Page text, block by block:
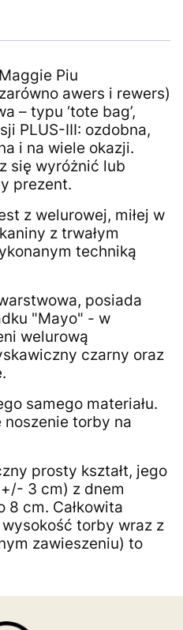
Piu
awers i rewers)
– typu ‘tote bag’,
PLUS-III: ozdobna,
i na wiele okazji.
się wyróżnić lub
prezent.
z welurowej, miłej w
z trwałym
techniką
posiada
"Mayo" - w
welurową
czarny oraz
samego materiału.
torby na
prosty kształt, jego
3 cm) z dnem
8 cm. Całkowita
torby wraz z
zawieszeniu) to